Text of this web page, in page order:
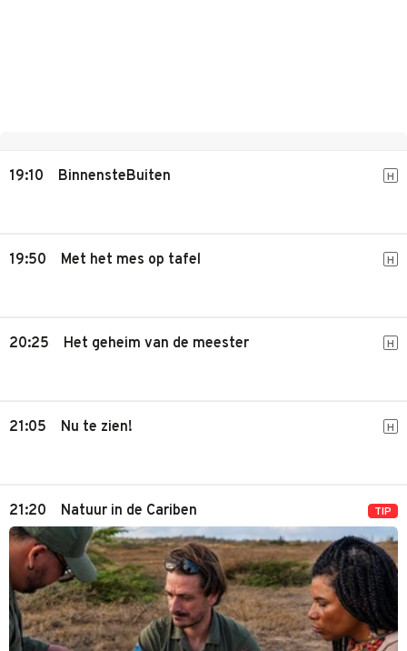
19:10 BinnensteBuiten H
19:50 Met het mes op tafel H
20:25 Het geheim van de meester H
21:05 Nu te zien! H
21:20 Natuur in de Cariben TIP